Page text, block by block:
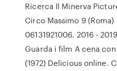
Ricerca Il Minerva
Circo Massimo 9 (Roma)
06131921006. 2016 -
Guarda i film A cena
(1972) Delicious online.